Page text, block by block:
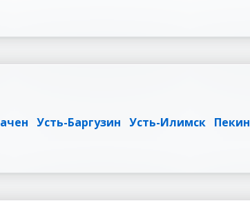
Усть-Баргузин Усть-Илимск Пекин